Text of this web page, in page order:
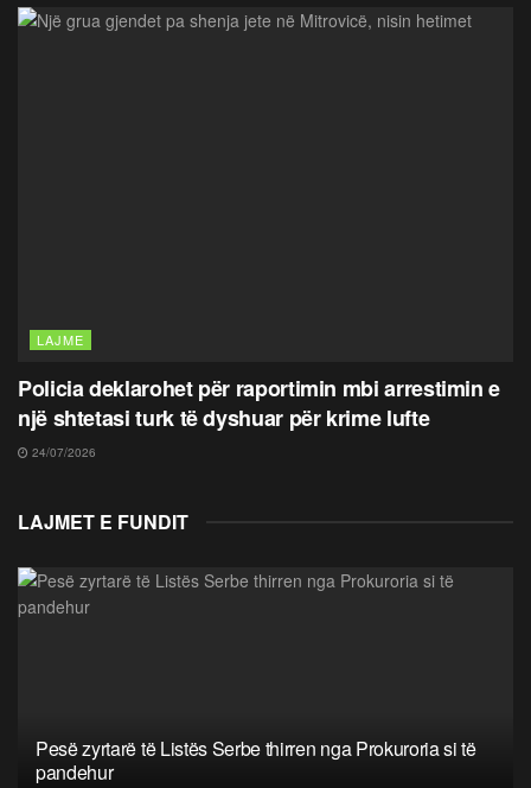
LAJME
Policia deklarohet për raportimin mbi arrestimin e
një shtetasi turk të dyshuar për krime lufte
24/07/2026
LAJMET E FUNDIT
Pesë zyrtarë të Listës Serbe thirren nga Prokuroria si të
pandehur